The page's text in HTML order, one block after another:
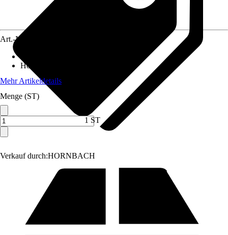
Verkauf durch:HORNBACH
Art.-Nr.
Höhe
Mehr Artikeldetails
Menge (ST)
1 ST